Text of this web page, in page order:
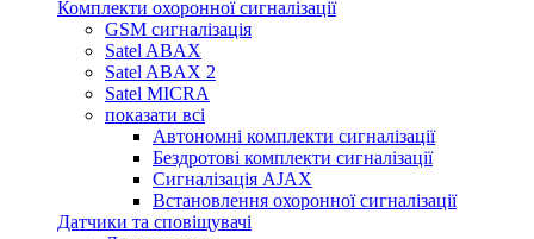
Комплекти охоронної сигналізації
GSM сигналізація
Satel ABAX
Satel ABAX 2
Satel MICRA
показати всі
Автономні комплекти сигналізації
Бездротові комплекти сигналізації
Сигналізація AJAX
Встановлення охоронної сигналізації
Датчики та сповіщувачі